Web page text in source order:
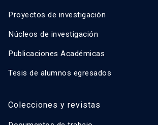
Proyectos de investigación
Núcleos de investigación
Publicaciones Académicas
Tesis de alumnos egresados
Colecciones y revistas